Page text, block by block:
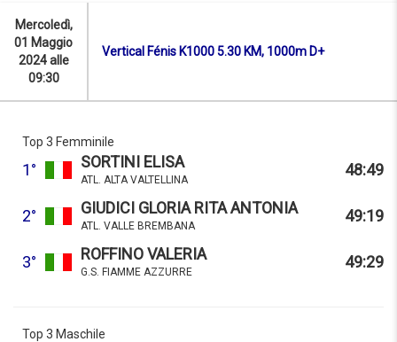
Mercoledì,
01 Maggio
2024 alle
09:30
Vertical Fénis K1000 5.30 KM, 1000m D+
Top 3 Femminile
1° SORTINI ELISA
ATL. ALTA VALTELLINA
48:49
2° GIUDICI GLORIA RITA ANTONIA
ATL. VALLE BREMBANA
49:19
3° ROFFINO VALERIA
G.S. FIAMME AZZURRE
49:29
Top 3 Maschile